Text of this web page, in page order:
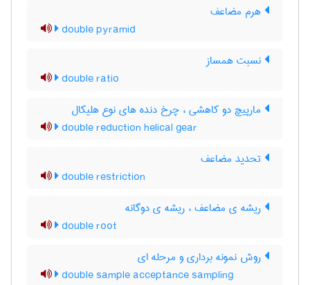
هرم مضاعف
double pyramid
نسبت همساز
double ratio
مارپیچ دو کاهشی ، چرخ دنده های نوع هلیکال
double reduction helical gear
تحدید مضاعف
double restriction
ریشه ی مضاعف ، ریشه ی دوگانه
double root
روش نمونه برداری و مرحله ای
double sample acceptance sampling